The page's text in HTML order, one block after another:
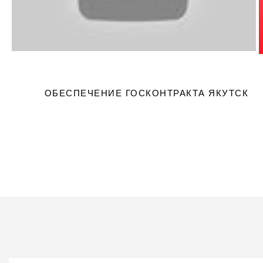
поставку топлива - по закону их обязаны предоставить.
ОБЕСПЕЧЕНИЕ ГОСКОНТРАКТА ЯКУТСК